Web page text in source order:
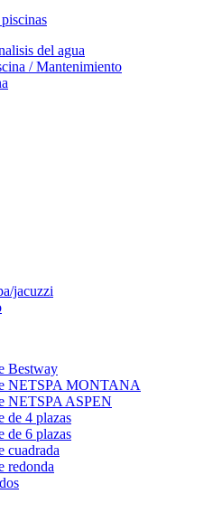
del agua
/ Mantenimiento
jacuzzi
Bestway
NETSPA MONTANA
NETSPA ASPEN
de 4 plazas
de 6 plazas
cuadrada
redonda